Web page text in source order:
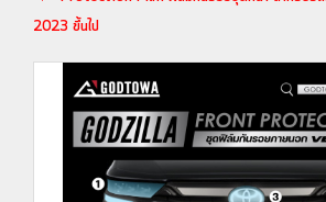
2023 ขึ้นไป